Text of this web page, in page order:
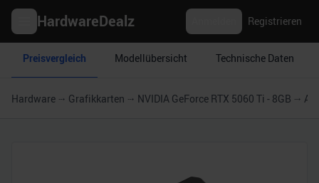
HardwareDealz Registrieren
Preisvergleich Modellübersicht Technische Daten
Hardware Grafikkarten NVIDIA GeForce RTX 5060 Ti - 8GB